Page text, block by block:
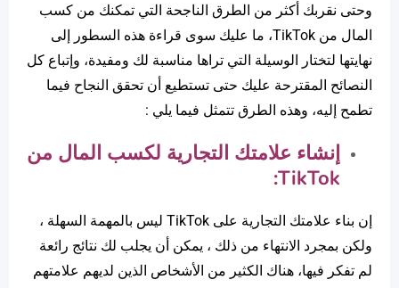
وحتى نقربك أكثر من الطرق الناجحة التي تمكنك من كسب
المال من TikTok، ما عليك سوى قراءة هذه السطور إلى
نهايتها لتختار الوسيلة التي تراها مناسبة لك ومفيدة، وإتباع كل
النصائح المقترحة عليك حتى تستطيع أن تحقق النجاح فيما
تطمح إليه، وهذه الطرق تتمثل فيما يلي :
إنشاء علامتك التجارية لكسب المال من
TikTok
:
إن بناء علامتك التجارية على TikTok ليس بالمهمة السهلة ،
ولكن بمجرد الانتهاء من ذلك ، يمكن أن يجلب لك نتائج رائعة
لم تفكر فيها، هناك الكثير من الأشخاص الذين لديهم علامتهم